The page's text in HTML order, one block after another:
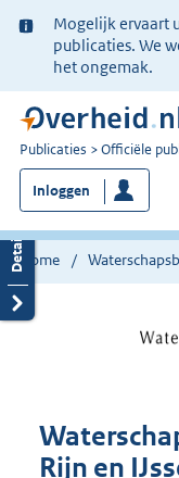
Ter
informatie:
Mogelijk ervaart
publicaties. We
het ongemak.
U
bent
nu
hier:
Publicaties Officiële
Inloggen
Home
Rijn en